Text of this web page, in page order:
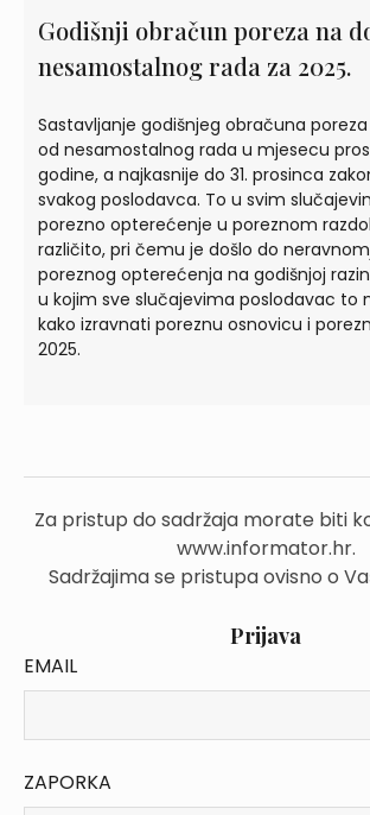
Godišnji obračun poreza na
nesamostalnog rada za 2025.
Sastavljanje godišnjeg obračuna
od nesamostalnog rada u mjesecu
godine, a najkasnije do 31. prosinca
svakog poslodavca. To u svim
porezno opterećenje u poreznom
različito, pri čemu je došlo do
poreznog opterećenja na godišnjoj
u kojim sve slučajevima poslodavac to
kako izravnati poreznu osnovicu i
2025.
Za pristup do sadržaja morate biti
www.informator.hr.
Sadržajima se pristupa ovisno o
Prijava
EMAIL
ZAPORKA